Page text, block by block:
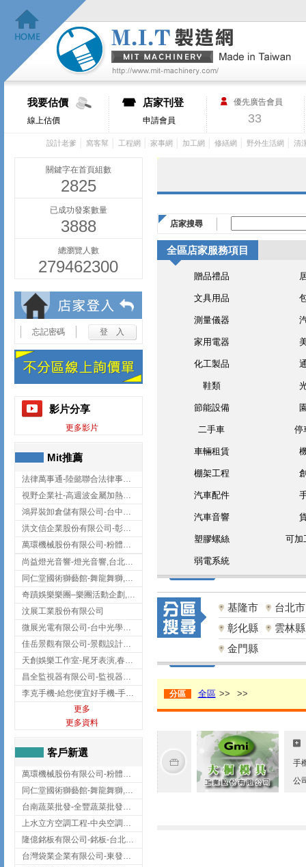
我要估價
線上估價
店家刊登
申請會員
優先廣告會員
33
設計老爹 窩客幫 工程網 家事網 加工網 修繕網 野外生活網 清
關鍵字在首頁組數
2825
已成功發案數量
3888
總瀏覽人數
279462300
忘記密碼
影片分享
更多影片
Mit推薦
法律萬事通-陸懿聯合法律事務所
視野企業社-高週波金屬加熱設備,彰化高週波金屬加熱設備
鴻昇裝卸倉儲有限公司-台中貨櫃裝卸
洪文信企業股份有限公司-彰化鋅合金鑄造,彰化五金加工,彰化五金配件
萬環機械股份有限公司-粉體塗裝設備,輸送機,輸送機設備,台南輸送機
尚益燈光音響-燈光音響,台北燈光音響,台北燈光音響出租
同仁堂國術獅藝館-舞龍舞獅,台中舞龍舞獅
奇蹟娛樂樂團–樂團活動企劃,台中樂團表演,台中婚禮樂團
汶展工業股份有限公司
微展光電有限公司-台中光學鍍膜,optical filter taiwan,台灣光學鍍膜
佳岳景觀有限公司-景觀設計公司,台北景觀設計,台北景觀工程,中山區景觀設計
天創娛樂工作室-尾牙表演,春酒表演,板橋尾牙表演
昌全監視器有限公司-監視器安裝,高雄監視器安裝,鳳山區監視器安裝
李克手機-給您便宜好手機-手機收購,屏東手機收購
更多
更多資料
客戶新選
萬環機械股份有限公司-粉體塗裝設備,輸送機,輸送機設備,台南輸送機
同仁堂國術獅藝館-舞龍舞獅,台中舞龍舞獅
台南蔬菜批發-全豐蔬菜批發專送/台南蔬菜箱宅配到府
上水立方空調工程-中央空調規劃,台北中央空調規劃
隆億銘板有限公司-銘板-台北銘板-板橋銘板
台灣袋業企業有限公司-東發企業社/台中太空袋/太空包
店家搜尋
全區店家服務項目
贈品禮品
文具用品
測量儀器
家用電器
化工製品
鞋類
節能設備
二手車 停
車輛租賃
棚架工程
汽車配件
汽車音響
塑膠螺絲 可加
弱電系統
基隆市
台北市
彰化縣
雲林縣
金門縣
分區 全區 >> >>
手
公